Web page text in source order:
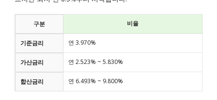
구분 비율
기준금리 연 3.970%
가산금리 연 2.523% ~ 5.830%
합산금리 연 6.493% ~ 9.800%